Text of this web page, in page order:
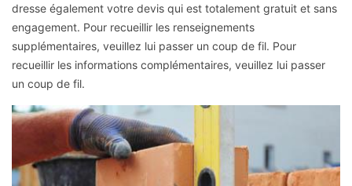
dresse également votre devis qui est totalement gratuit et sans
engagement. Pour recueillir les renseignements
supplémentaires, veuillez lui passer un coup de fil. Pour
recueillir les informations complémentaires, veuillez lui passer
un coup de fil.